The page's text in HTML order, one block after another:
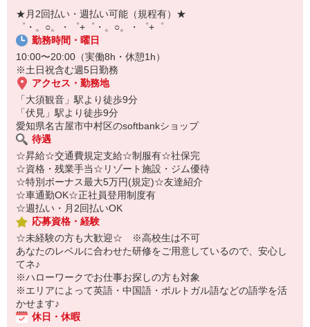
自宅に居ながらスマホでカンタン面接OK！
オンライン面談なのでスピード対応。
★月2回払い・週払い可能（規程有）★
゜・。○。・゜+゜・。○。・゜+゜
勤務時間・曜日
10:00〜20:00（実働8h・休憩1h）
※土日祝含む週5日勤務
アクセス・勤務地
「大須観音」駅より徒歩9分
「伏見」駅より徒歩9分
愛知県名古屋市中村区のsoftbankショップ
待遇
☆昇給☆交通費規定支給☆制服有☆社保完
☆資格・残業手当☆リゾート施設・ジム優待
☆特別ボーナス最大5万円(規定)☆友達紹介
☆車通勤OK☆正社員登用制度有
☆週払い・月2回払いOK
応募資格・経験
☆未経験の方も大歓迎☆ ※高校生は不可
あなたのレベルに合わせた研修をご用意しているので、安心し
てネ♪
※ハローワークでお仕事お探しの方も対象
※エリアによって英語・中国語・ポルトガル語などの語学を活
かせます♪
休日・休暇